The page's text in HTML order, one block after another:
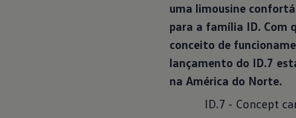
uma limousine
para a família ID. Com
conceito de
lançamento do ID.7
na América do Norte.
ID.7 - Concept